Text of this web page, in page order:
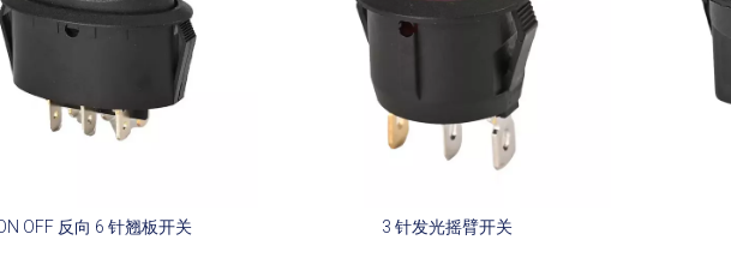
OFF 反向 6 针翘板开关 3 针发光摇臂开关